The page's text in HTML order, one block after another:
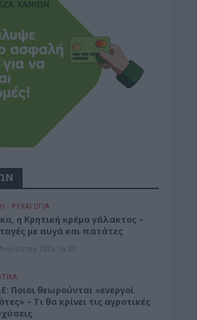
- ΨΥΧΑΓΩΓΊΑ
η Κρητική κρέμα γάλακτος –
με αυγά και πατάτες
2026 16:30
Ποιοι θεωρούνται «ενεργοί
– Τι θα κρίνει τις αγροτικές